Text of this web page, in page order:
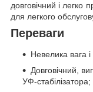
довговічний і легко
для легкого
Переваги
Невелика вага
Довговічний,
УФ-стабілізатора;